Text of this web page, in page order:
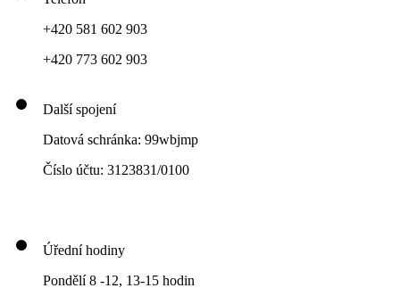
+420 581 602 903
+420 773 602 903
Další spojení
Datová schránka: 99wbjmp
Číslo účtu: 3123831/0100
Úřední hodiny
Pondělí 8 -12, 13-15 hodin